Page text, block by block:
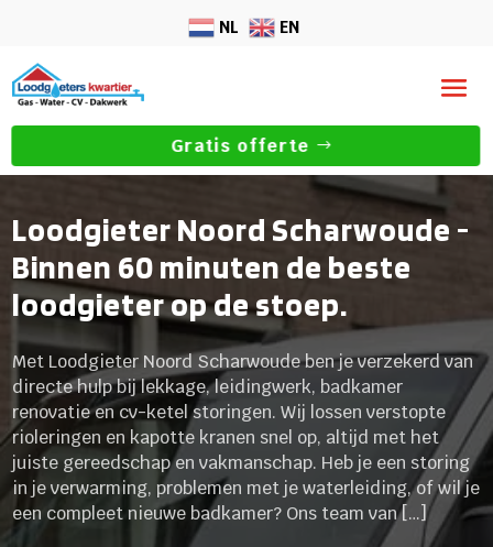
NL EN
Gratis offerte
Loodgieter Noord Scharwoude -
Binnen 60 minuten de beste
loodgieter op de stoep.
Met Loodgieter Noord Scharwoude ben je verzekerd van
directe hulp bij lekkage, leidingwerk, badkamer
renovatie en cv-ketel storingen.​ Wij lossen verstopte
rioleringen en kapotte kranen snel op, altijd met het
juiste gereedschap en vakmanschap.​ Heb je een storing
in je verwarming, problemen met je waterleiding, of wil je
een compleet nieuwe badkamer? Ons team van […]